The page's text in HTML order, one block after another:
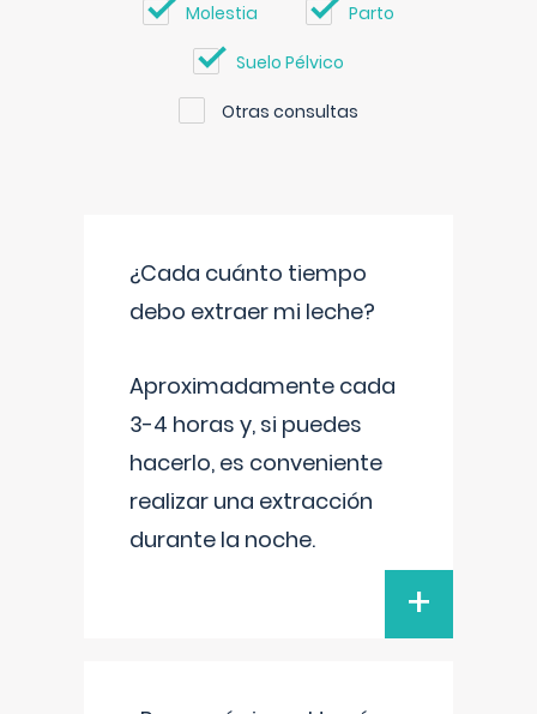
Molestia Parto
Suelo Pélvico
Otras consultas
¿Cada cuánto tiempo
debo extraer mi leche?
Aproximadamente cada
3-4 horas y, si puedes
hacerlo, es conveniente
realizar una extracción
durante la noche.
+